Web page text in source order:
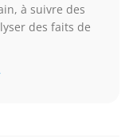
à suivre des
des faits de